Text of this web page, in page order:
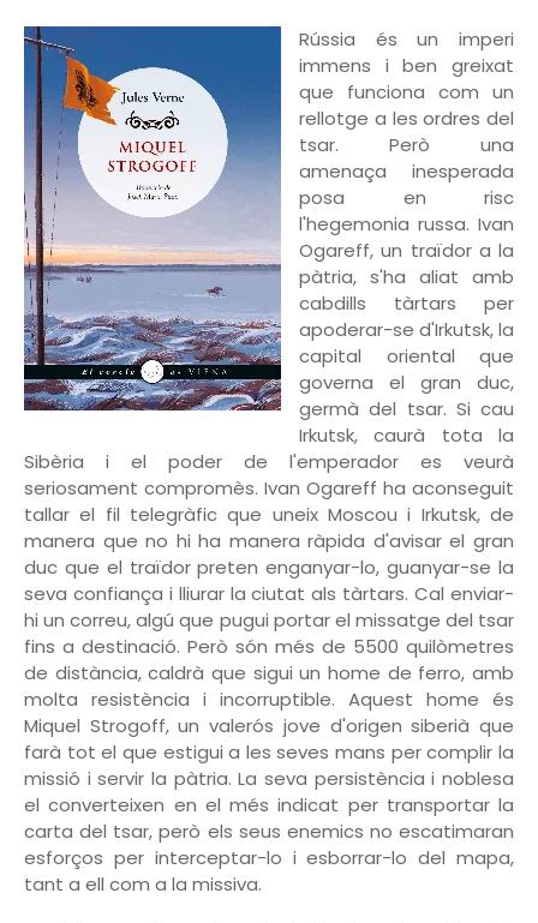
Rússia és un imperi
immens i ben greixat
que funciona com un
rellotge a les ordres del
tsar. Però una
amenaça inesperada
posa en risc
l'hegemonia russa. Ivan
Ogareff, un traïdor a la
pàtria, s'ha aliat amb
cabdills tàrtars per
apoderar-se d'Irkutsk, la
capital oriental que
governa el gran duc,
germà del tsar. Si cau
Irkutsk, caurà tota la
Sibèria i el poder de l'emperador es veurà
seriosament compromès. Ivan Ogareff ha aconseguit
tallar el fil telegràfic que uneix Moscou i Irkutsk, de
manera que no hi ha manera ràpida d'avisar el gran
duc que el traïdor preten enganyar-lo, guanyar-se la
seva confiança i lliurar la ciutat als tàrtars. Cal enviar-
hi un correu, algú que pugui portar el missatge del tsar
fins a destinació. Però són més de 5500 quilòmetres
de distància, caldrà que sigui un home de ferro, amb
molta resistència i incorruptible. Aquest home és
Miquel Strogoff, un valerós jove d'origen siberià que
farà tot el que estigui a les seves mans per complir la
missió i servir la pàtria. La seva persistència i noblesa
el converteixen en el més indicat per transportar la
carta del tsar, però els seus enemics no escatimaran
esforços per interceptar-lo i esborrar-lo del mapa,
tant a ell com a la missiva.